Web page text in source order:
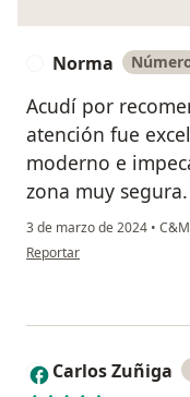
Norma
Acudí por
atención fue
moderno e
zona muy
3 de marzo de 2024 •
en opinión del usuario
Reportar
C Carlos Zuñiga